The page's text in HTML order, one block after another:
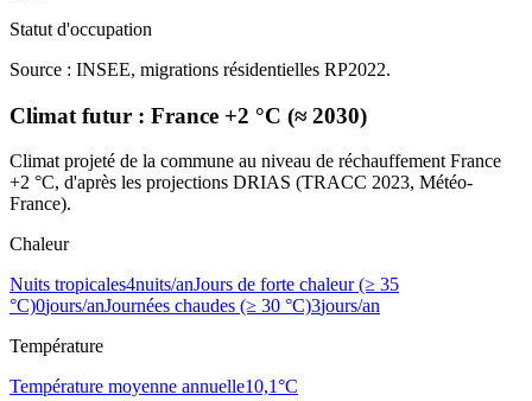
Statut d'occupation
Source : INSEE, migrations résidentielles RP2022.
Climat futur : France +2 °C (≈ 2030)
Climat projeté de la commune au niveau de réchauffement France
+2 °C, d'après les projections DRIAS (TRACC 2023, Météo-
France).
Chaleur
Nuits tropicales4nuits/anJours de forte chaleur (≥ 35
°C)0jours/anJournées chaudes (≥ 30 °C)3jours/an
Température
Température moyenne annuelle10,1°C